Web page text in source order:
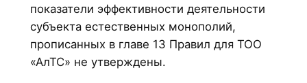
показатели эффективности деятельности
субъекта естественных монополий,
прописанных в главе 13 Правил для ТОО
«АлТС» не утверждены.